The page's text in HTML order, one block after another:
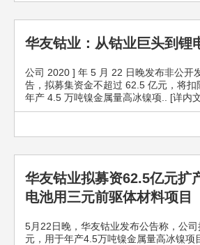
华友钴业：从钴业巨头到锂
公司 2020 ] 年 5 月 22 日晚发布非公开
告，拟募集资金不超过 62.5 亿元，将
年产 4.5 万吨镍金属量高冰镍项.. [详内
华友钴业拟募资62.5亿元扩
电池用三元前驱体材料项目
5月22日晚，华友钴业发布公告称，公
元，用于年产4.5万吨镍金属量高冰镍项